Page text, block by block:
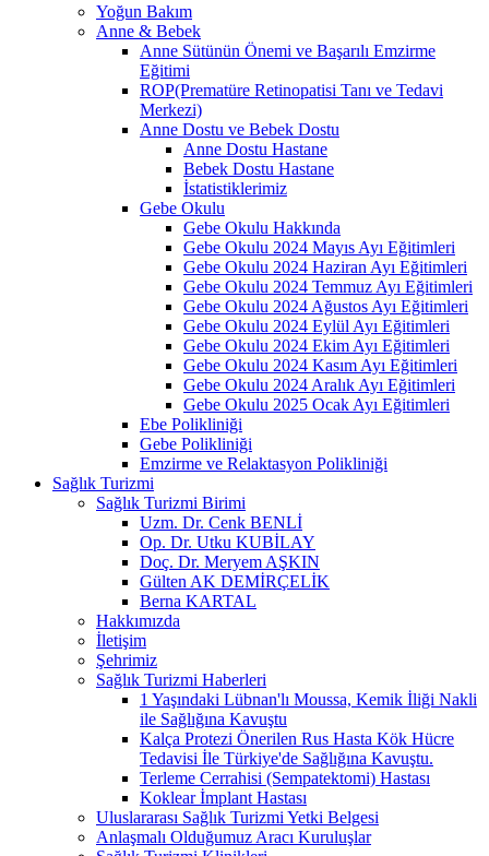
Yoğun Bakım
Anne & Bebek
Anne Sütünün Önemi ve Başarılı Emzirme
Eğitimi
ROP(Prematüre Retinopatisi Tanı ve Tedavi
Merkezi)
Anne Dostu ve Bebek Dostu
Anne Dostu Hastane
Bebek Dostu Hastane
İstatistiklerimiz
Gebe Okulu
Gebe Okulu Hakkında
Gebe Okulu 2024 Mayıs Ayı Eğitimleri
Gebe Okulu 2024 Haziran Ayı Eğitimleri
Gebe Okulu 2024 Temmuz Ayı Eğitimleri
Gebe Okulu 2024 Ağustos Ayı Eğitimleri
Gebe Okulu 2024 Eylül Ayı Eğitimleri
Gebe Okulu 2024 Ekim Ayı Eğitimleri
Gebe Okulu 2024 Kasım Ayı Eğitimleri
Gebe Okulu 2024 Aralık Ayı Eğitimleri
Gebe Okulu 2025 Ocak Ayı Eğitimleri
Ebe Polikliniği
Gebe Polikliniği
Emzirme ve Relaktasyon Polikliniği
Sağlık Turizmi
Sağlık Turizmi Birimi
Uzm. Dr. Cenk BENLİ
Op. Dr. Utku KUBİLAY
Doç. Dr. Meryem AŞKIN
Gülten AK DEMİRÇELİK
Berna KARTAL
Hakkımızda
İletişim
Şehrimiz
Sağlık Turizmi Haberleri
1 Yaşındaki Lübnan'lı Moussa, Kemik İliği Nakli
ile Sağlığına Kavuştu
Kalça Protezi Önerilen Rus Hasta Kök Hücre
Tedavisi İle Türkiye'de Sağlığına Kavuştu.
Terleme Cerrahisi (Sempatektomi) Hastası
Koklear İmplant Hastası
Uluslararası Sağlık Turizmi Yetki Belgesi
Anlaşmalı Olduğumuz Aracı Kuruluşlar